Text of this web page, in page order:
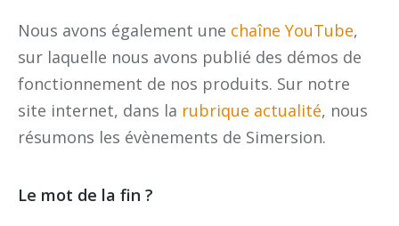
Nous avons également une chaîne YouTube,
sur laquelle nous avons publié des démos de
fonctionnement de nos produits. Sur notre
site internet, dans la rubrique actualité, nous
résumons les évènements de Simersion.
Le mot de la fin ?